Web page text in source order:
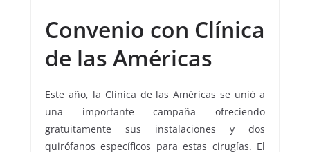
Convenio con Clínica
de las Américas
Este año, la Clínica de las Américas se unió a
una importante campaña ofreciendo
gratuitamente sus instalaciones y dos
quirófanos específicos para estas cirugías. El